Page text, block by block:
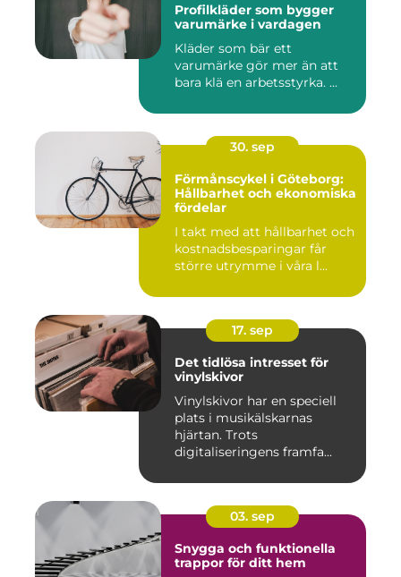
Profilkläder som bygger
varumärke i vardagen
Kläder som bär ett
varumärke gör mer än att
bara klä en arbetsstyrka. ...
30. sep
Förmånscykel i Göteborg:
Hållbarhet och ekonomiska
fördelar
I takt med att hållbarhet och
kostnadsbesparingar får
större utrymme i våra l...
17. sep
Det tidlösa intresset för
vinylskivor
Vinylskivor har en speciell
plats i musikälskarnas
hjärtan. Trots
digitaliseringens framfa...
03. sep
Snygga och funktionella
trappor för ditt hem